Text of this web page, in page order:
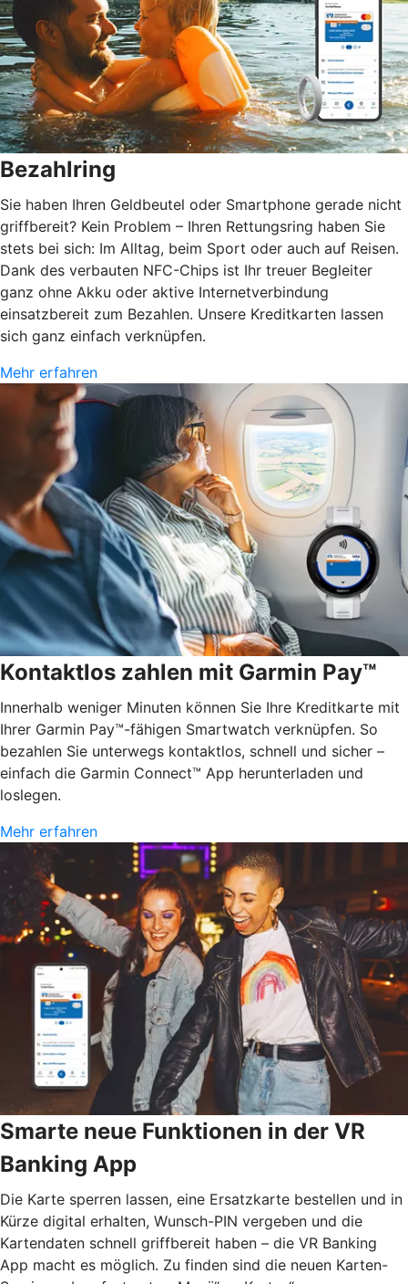
Bezahlring
Sie haben Ihren Geldbeutel oder Smartphone gerade nicht
griffbereit? Kein Problem – Ihren Rettungsring haben Sie
stets bei sich: Im Alltag, beim Sport oder auch auf Reisen.
Dank des verbauten NFC-Chips ist Ihr treuer Begleiter
ganz ohne Akku oder aktive Internetverbindung
einsatzbereit zum Bezahlen. Unsere Kreditkarten lassen
sich ganz einfach verknüpfen.
Mehr erfahren
Kontaktlos zahlen mit Garmin Pay™
Innerhalb weniger Minuten können Sie Ihre Kreditkarte mit
Ihrer Garmin Pay™-fähigen Smartwatch verknüpfen. So
bezahlen Sie unterwegs kontaktlos, schnell und sicher –
einfach die Garmin Connect™ App herunterladen und
loslegen.
Mehr erfahren
Smarte neue Funktionen in der VR
Banking App
Die Karte sperren lassen, eine Ersatzkarte bestellen und in
Kürze digital erhalten, Wunsch-PIN vergeben und die
Kartendaten schnell griffbereit haben – die VR Banking
App macht es möglich. Zu finden sind die neuen Karten-